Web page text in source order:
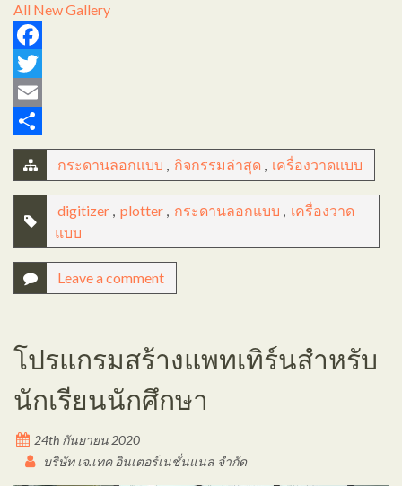
All New Gallery
Facebook
Twitter
Email
Share
กระดานลอกแบบ , กิจกรรมล่าสุด , เครื่องวาดแบบ
digitizer , plotter , กระดานลอกแบบ , เครื่องวาด
แบบ
Leave a comment
โปรแกรมสร้างแพทเทิร์นสำหรับ
นักเรียนนักศึกษา
24th กันยายน 2020
บริษัท เจ.เทค อินเตอร์เนชั่นแนล จำกัด